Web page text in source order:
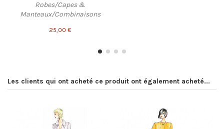
Robes/Capes &
Manteaux/Combinaisons
25,00 €
Les clients qui ont acheté ce produit ont également acheté...